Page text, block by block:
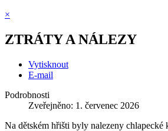
×
ZTRÁTY A NÁLEZY
Vytisknout
E-mail
Podrobnosti
Zveřejněno: 1. červenec 2026
Na dětském hřišti byly nalezeny